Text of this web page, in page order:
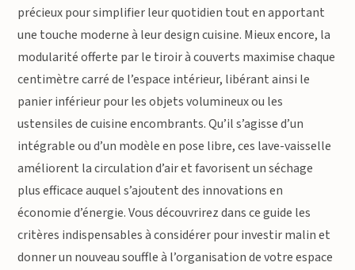
précieux pour simplifier leur quotidien tout en apportant
une touche moderne à leur design cuisine. Mieux encore, la
modularité offerte par le tiroir à couverts maximise chaque
centimètre carré de l’espace intérieur, libérant ainsi le
panier inférieur pour les objets volumineux ou les
ustensiles de cuisine encombrants. Qu’il s’agisse d’un
intégrable ou d’un modèle en pose libre, ces lave-vaisselle
améliorent la circulation d’air et favorisent un séchage
plus efficace auquel s’ajoutent des innovations en
économie d’énergie. Vous découvrirez dans ce guide les
critères indispensables à considérer pour investir malin et
donner un nouveau souffle à l’organisation de votre espace